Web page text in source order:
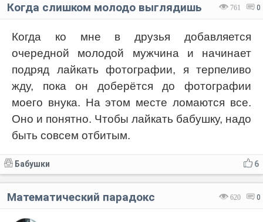
761 0
Когда слишком молодо выглядишь
Когда ко мне в друзья добавляется
очередной молодой мужчина и начинает
подряд лайкать фотографии, я терпеливо
жду, пока он доберётся до фотографии
моего внука. На этом месте ломаются все.
Оно и понятно. Чтобы лайкать бабушку, надо
быть совсем отбитым.
6
Бабушки
620 0
Математический парадокс